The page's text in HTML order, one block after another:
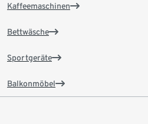
Kaffeemaschinen
Bettwäsche
Sportgeräte
Balkonmöbel